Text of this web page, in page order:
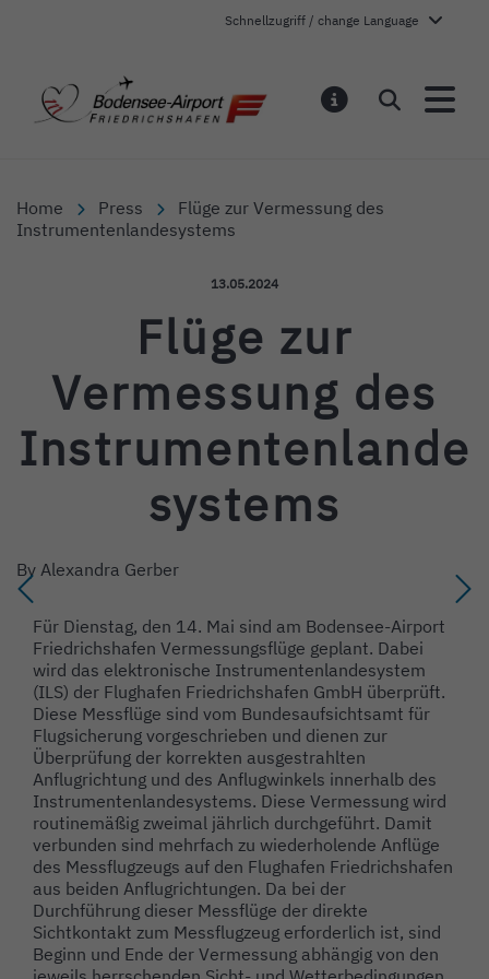
Schnellzugriff / change Language
Bodensee-Airport
Search
Home Press
Flüge zur Vermessung des
Instrumentenlandesystems
Published on:
13.05.2024
Flüge zur
Vermessung des
Instrumentenlande
systems
By Alexandra Gerber
Für Dienstag, den 14. Mai sind am Bodensee-Airport
Friedrichshafen Vermessungsflüge geplant. Dabei
wird das elektronische Instrumentenlandesystem
(ILS) der Flughafen Friedrichshafen GmbH überprüft.
Diese Messflüge sind vom Bundesaufsichtsamt für
Flugsicherung vorgeschrieben und dienen zur
Überprüfung der korrekten ausgestrahlten
Anflugrichtung und des Anflugwinkels innerhalb des
Instrumentenlandesystems. Diese Vermessung wird
routinemäßig zweimal jährlich durchgeführt. Damit
verbunden sind mehrfach zu wiederholende Anflüge
des Messflugzeugs auf den Flughafen Friedrichshafen
aus beiden Anflugrichtungen. Da bei der
Durchführung dieser Messflüge der direkte
Sichtkontakt zum Messflugzeug erforderlich ist, sind
Beginn und Ende der Vermessung abhängig von den